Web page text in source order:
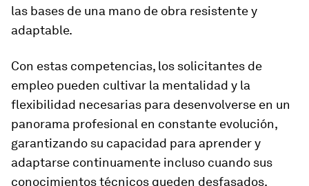
las bases de una mano de obra resistente y
adaptable.
Con estas competencias, los solicitantes de
empleo pueden cultivar la mentalidad y la
flexibilidad necesarias para desenvolverse en un
panorama profesional en constante evolución,
garantizando su capacidad para aprender y
adaptarse continuamente incluso cuando sus
conocimientos técnicos queden desfasados.